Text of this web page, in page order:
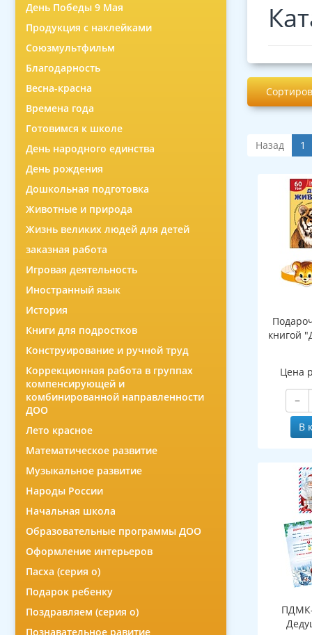
День Победы 9 Мая
Продукция с наклейками
Союзмультфильм
Благодарность
Весна-красна
Времена года
Готовимся к школе
День народного единства
День рождения
Дошкольная подготовка
Животные и природа
Жизнь великих людей для детей
заказная работа
Игровая деятельность
Иностранный язык
История
Книги для подростков
Конструирование и ручной труд
Коррекционная работа в группах
компенсирующей и
комбинированной направленности
ДОО
Лето красное
Математическое развитие
Музыкальное развитие
Народы России
Начальная школа
Образовательные программы ДОО
Оформление интерьеров
Пасха (серия о)
Подарок ребенку
Поздравляем (серия о)
Познавательное равитие
Назад 1
книгой
Цена
−
В